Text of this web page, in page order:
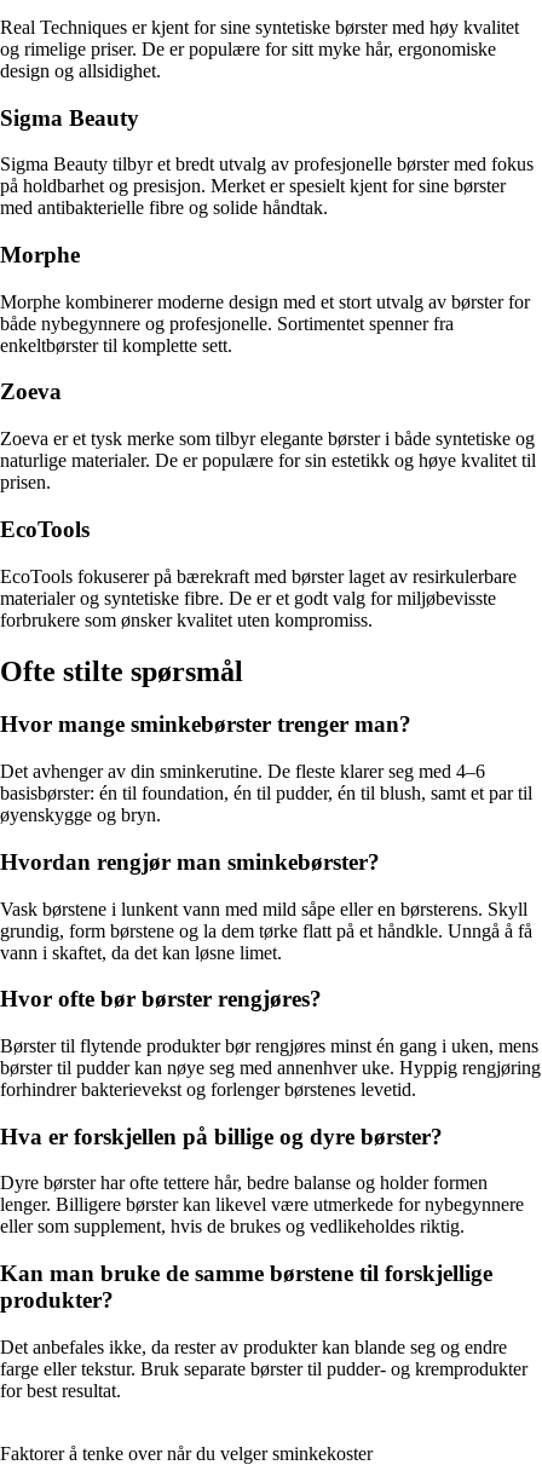
Real Techniques er kjent for sine syntetiske børster med høy kvalitet
og rimelige priser. De er populære for sitt myke hår, ergonomiske
design og allsidighet.
Sigma Beauty
Sigma Beauty tilbyr et bredt utvalg av profesjonelle børster med fokus
på holdbarhet og presisjon. Merket er spesielt kjent for sine børster
med antibakterielle fibre og solide håndtak.
Morphe
Morphe kombinerer moderne design med et stort utvalg av børster for
både nybegynnere og profesjonelle. Sortimentet spenner fra
enkeltbørster til komplette sett.
Zoeva
Zoeva er et tysk merke som tilbyr elegante børster i både syntetiske og
naturlige materialer. De er populære for sin estetikk og høye kvalitet til
prisen.
EcoTools
EcoTools fokuserer på bærekraft med børster laget av resirkulerbare
materialer og syntetiske fibre. De er et godt valg for miljøbevisste
forbrukere som ønsker kvalitet uten kompromiss.
Ofte stilte spørsmål
Hvor mange sminkebørster trenger man?
Det avhenger av din sminkerutine. De fleste klarer seg med 4–6
basisbørster: én til foundation, én til pudder, én til blush, samt et par til
øyenskygge og bryn.
Hvordan rengjør man sminkebørster?
Vask børstene i lunkent vann med mild såpe eller en børsterens. Skyll
grundig, form børstene og la dem tørke flatt på et håndkle. Unngå å få
vann i skaftet, da det kan løsne limet.
Hvor ofte bør børster rengjøres?
Børster til flytende produkter bør rengjøres minst én gang i uken, mens
børster til pudder kan nøye seg med annenhver uke. Hyppig rengjøring
forhindrer bakterievekst og forlenger børstenes levetid.
Hva er forskjellen på billige og dyre børster?
Dyre børster har ofte tettere hår, bedre balanse og holder formen
lenger. Billigere børster kan likevel være utmerkede for nybegynnere
eller som supplement, hvis de brukes og vedlikeholdes riktig.
Kan man bruke de samme børstene til forskjellige
produkter?
Det anbefales ikke, da rester av produkter kan blande seg og endre
farge eller tekstur. Bruk separate børster til pudder- og kremprodukter
for best resultat.
Faktorer å tenke over når du velger sminkekoster